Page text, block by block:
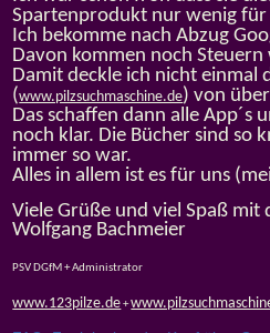
Spartenprodukt nur wenig für
Ich bekomme nach Abzug
Davon kommen noch Steuern
Damit deckle ich nicht einmal
(www.pilzsuchmaschine.de) von
Das schaffen dann alle App´s
noch klar. Die Bücher sind so
immer so war.
Alles in allem ist es für uns
Viele Grüße und viel Spaß mit
Wolfgang Bachmeier
PSV DGfM + Administrator
www.123pilze.de+